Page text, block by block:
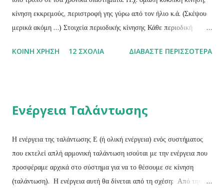
κίνηση εκκρεμούς, περιστροφή γης γύρω από τον ήλιο κ.ά. (Σκέψου
μερικά ακόμη …) Στοιχεία περιοδικής κίνησης Κάθε περιοδική
ενός περιοδικού φαινομένου ονομάζεται ο χρόνος που απαιτείται για
Συχνότητα (f) ενός περιοδικού φαινομένου ονομάζεται το φυσικό
αριθμού Ν των επαναλήψεων του φαινομένου σε κάποιο χρόνο t,
προς το χρόνο αυτό.Δηλαδή: Η συχνότητα είναι μονόμετρο
μέγεθος και έχει μονάδα μέτρησης το 1 sec -1 ή 1 κύκλος/sec ή 1
Hz (Hertz) . Σχέση μεταξύ περιόδου – συχνό...
ΚΟΙΝΉ ΧΡΉΣΗ 12 ΣΧΌΛΙΑ ΔΙΑΒΆΣΤΕ ΠΕΡΙΣΣΌΤΕΡΑ
Ενέργεια Ταλάντωσης
Η ενέργεια της ταλάντωσης Ε (ή ολική ενέργεια) ενός συστήματος
που εκτελεί απλή αρμονική ταλάντωση ισούται με την ενέργεια που
προσφέραμε αρχικά στο σύστημα για να το θέσουμε σε κίνηση
(ταλάντωση). Η ενέργεια αυτή θα δίνεται από τη σχέση: Από την